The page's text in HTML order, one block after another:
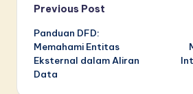
Post
navigation
Previous Post
Panduan DFD:
Memahami Entitas
Eksternal dalam Aliran
Data